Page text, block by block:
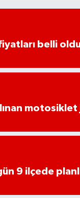
belli
motosiklet
9 ilçede